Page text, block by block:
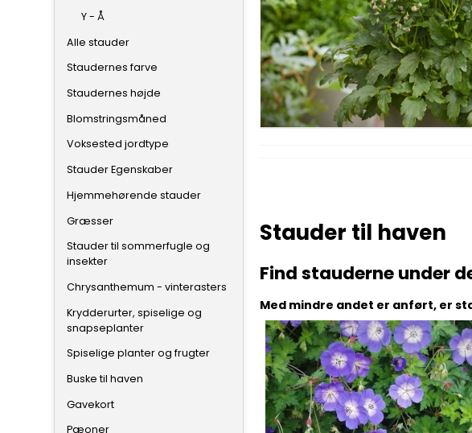
Y - Å
Alle stauder
Staudernes farve
Staudernes højde
Blomstringsmåned
Voksested jordtype
Stauder Egenskaber
Hjemmehørende stauder
Græsser
Stauder til sommerfugle og
insekter
Chrysanthemum - vinterasters
Krydderurter, spiselige og
snapseplanter
Spiselige planter og frugter
Buske til haven
Gavekort
Pæoner
Stauder til haven
Find stauderne under
Med mindre andet er anført, er